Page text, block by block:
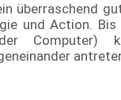
überraschend
und Action. Bis
Computer)